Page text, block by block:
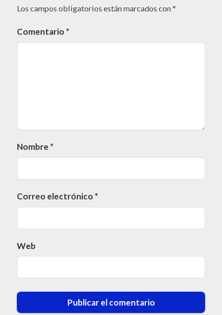
Los campos obligatorios están marcados con*
Comentario *
Nombre *
Correo electrónico *
Web